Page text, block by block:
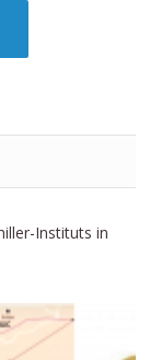
Instituts in